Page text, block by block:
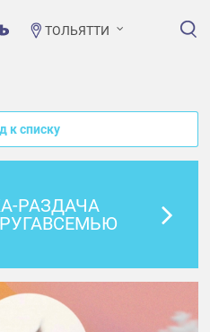
ТОЛЬЯТТИ
к списку
РАЗДАЧА